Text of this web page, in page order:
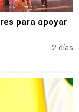
para apoyar
2 días